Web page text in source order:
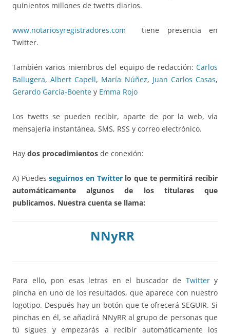
quinientos millones de twetts diarios.
www.notariosyregistradores.com tiene presencia en
Twitter.
También varios miembros del equipo de redacción: Carlos
Ballugera,Albert Capell, María Núñez, Juan Carlos Casas,
Gerardo García-Boente y Emma Rojo
Los twetts se pueden recibir, aparte de por la web, vía
mensajería instantánea, SMS, RSS y correo electrónico.
Hay dos procedimientos de conexión:
A) Puedesseguirnos en Twitter lo que te permitirá recibir
automáticamente algunos de los titulares que
publicamos. Nuestra cuenta se llama:
NNyRR
Para ello, pon esas letras en el buscador de Twittery
pincha en uno de los resultados, que aparece con nuestro
logotipo. Después hay un botón que te ofrecerá SEGUIR. Si
pinchas en él, se añadirá NNyRR al grupo de personas que
tú sigues y empezarás a recibir automáticamente los